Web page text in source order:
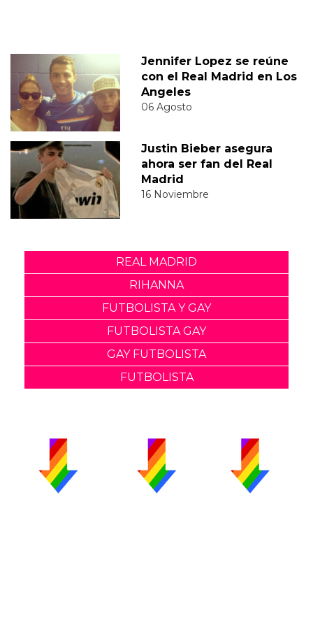
Jennifer Lopez se reúne
con el Real Madrid en Los
Angeles
06 Agosto
Justin Bieber asegura
ahora ser fan del Real
Madrid
16 Noviembre
REAL MADRID
RIHANNA
FUTBOLISTA Y GAY
FUTBOLISTA GAY
GAY FUTBOLISTA
FUTBOLISTA